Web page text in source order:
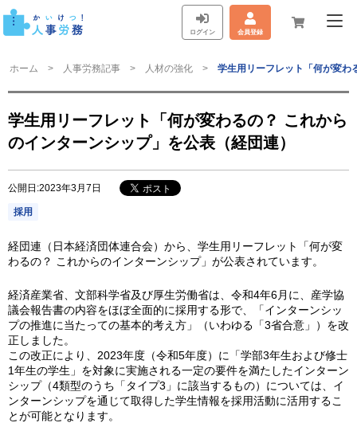
ログイン 会員登録
ホーム 人事労務記事 人材の強化 学生用リーフレット「何が変わ
学生用リーフレット「何が変わるの？ これから
のインターンシップ」を公表（経団連）
公開日:2023年3月7日
採用
経団連（日本経済団体連合会）から、学生用リーフレット「何が変
わるの？ これからのインターンシップ」が公表されています。
経済産業省、文部科学省及び厚生労働省は、令和4年6月に、産学協
議会報告書の内容をほぼ全面的に採用する形で、「インターンシッ
プの推進に当たっての基本的考え方」（いわゆる「3省合意」）を改
正しました。
この改正により、2023年度（令和5年度）に「学部3年生および修士
1年生の学生」を対象に実施される一定の要件を満たしたインターン
シップ（4類型のうち「タイプ3」に該当するもの）については、イ
ンターンシップを通じて取得した学生情報を採用活動に活用するこ
とが可能となります。